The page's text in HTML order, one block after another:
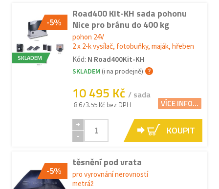
-5%
SKLADEM
Road400 Kit-KH sada pohonu
Nice pro bránu do 400 kg
pohon 24V
2 x 2-k vysílač, fotobuňky, maják, hřeben
Kód: N Road400Kit-KH
SKLADEM (i na prodejně)
10 495 Kč / sada
8 673.55 Kč bez DPH VÍCE INFO...
+
-
KOUPIT
-5%
těsnění pod vrata
pro vyrovnání nerovností
metráž